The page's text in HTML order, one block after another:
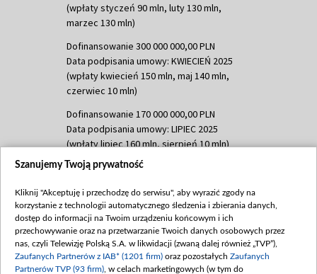
(wpłaty styczeń 90 mln, luty 130 mln,
marzec 130 mln)
Dofinansowanie 300 000 000,00 PLN
Data podpisania umowy: KWIECIEŃ 2025
(wpłaty kwiecień 150 mln, maj 140 mln,
czerwiec 10 mln)
Dofinansowanie 170 000 000,00 PLN
Data podpisania umowy: LIPIEC 2025
(wpłaty lipiec 160 mln, sierpień 10 mln)
Dofinansowanie 60 000 000,00 PLN
(wpłata wrzesień 60 mln)
Dofinansowanie 635 783 051,21 PLN
Data podpisania umowy: WRZESIEŃ 2025
(wpłata wrzesień 100 mln, październik 350
mln, listopad 265 mln)
Szanujemy Twoją prywatność
Kliknij "Akceptuję i przechodzę do serwisu", aby wyrazić zgody na
korzystanie z technologii automatycznego śledzenia i zbierania danych,
dostęp do informacji na Twoim urządzeniu końcowym i ich
przechowywanie oraz na przetwarzanie Twoich danych osobowych przez
nas, czyli Telewizję Polską S.A. w likwidacji (zwaną dalej również „TVP”),
Zaufanych Partnerów z IAB* (1201 firm) oraz pozostałych Zaufanych
Partnerów TVP (93 firm) , w celach marketingowych (w tym do